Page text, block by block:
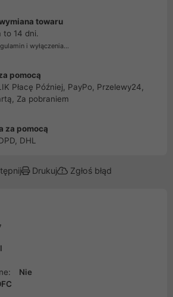
towaru
to 14 dni.
i wyłączenia...
pomocą
Płacę Później, PayPo, Przelewy24,
Za pobraniem
za pomocą
DHL
Drukuj Zgłoś błąd
Nie